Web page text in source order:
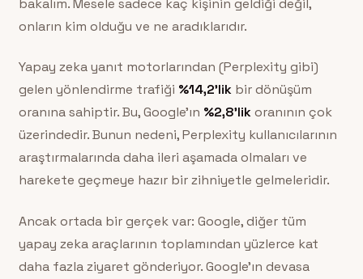
bakalım. Mesele sadece kaç kişinin geldiği değil,
onların kim olduğu ve ne aradıklarıdır.
Yapay zeka yanıt motorlarından (Perplexity gibi)
gelen yönlendirme trafiği %14,2’likbir dönüşüm
oranına sahiptir. Bu, Google’ın %2,8’likoranının çok
üzerindedir. Bunun nedeni, Perplexity kullanıcılarının
araştırmalarında daha ileri aşamada olmaları ve
harekete geçmeye hazır bir zihniyetle gelmeleridir.
Ancak ortada bir gerçek var: Google, diğer tüm
yapay zeka araçlarının toplamından yüzlerce kat
daha fazla ziyaret gönderiyor. Google’ın devasa